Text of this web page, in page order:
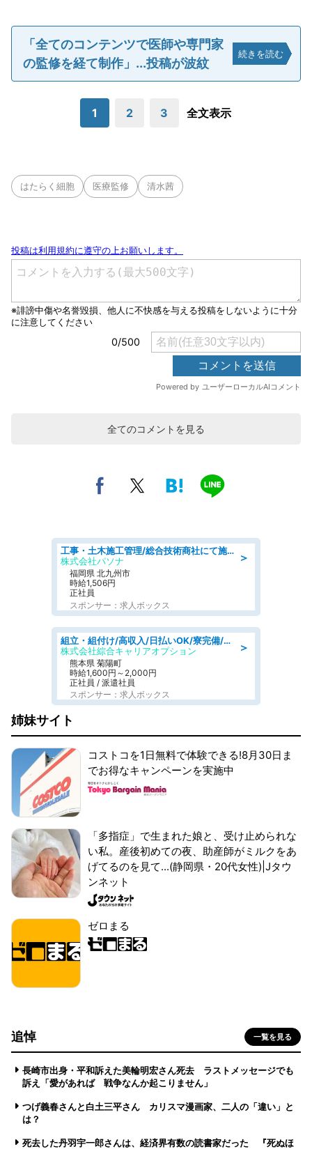
「全てのコンテンツで医師や専門家
の監修を経て制作」...投稿が波紋
続きを読む
1 2 3 全文表示
はたらく細胞 医療監修 清水茜
全てのコメントを見る
＞
工事・土木施工管理/総合技術商社にて施工管理のお仕事/即日勤務可/車通勤可/工事・土木施工管理/生産・品質管理
株式会社パソナ
福岡県 北九州市
時給1,506円
正社員
スポンサー：求人ボックス
＞
組立・組付け/高収入/日払いOK/寮完備/交替制/20・30・40代活躍中
株式会社綜合キャリアオプション
熊本県 菊陽町
時給1,600円～2,000円
正社員 / 派遣社員
スポンサー：求人ボックス
姉妹サイト
コストコを1日無料で体験できる!8月30日ま
でお得なキャンペーンを実施中
「多指症」で生まれた娘と、受け止められな
い私。産後初めての夜、助産師がミルクをあ
げてるのを見て...(静岡県・20代女性)|Jタウ
ンネット
ゼロまる
追悼 一覧を見る
長崎市出身・平和訴えた美輪明宏さん死去 ラストメッセージでも
訴え「愛があれば 戦争なんか起こりません」
つげ義春さんと白土三平さん カリスマ漫画家、二人の「違い」と
は？
死去した丹羽宇一郎さんは、経済界有数の読書家だった 『死ぬほ